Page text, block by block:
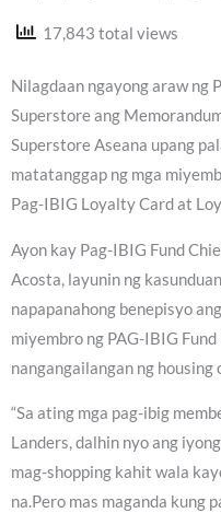
17,843 total views
Nilagdaan ngayong araw ng
Superstore ang
Superstore Aseana upang
matatanggap ng mga
Pag-IBIG Loyalty Card at
Ayon kay Pag-IBIG Fund
Acosta, layunin ng
napapanahong benepisyo
miyembro ng PAG-IBIG
nangangailangan ng
“Sa ating mga pag-ibig
Landers, dalhin nyo ang
mag-shopping kahit wala
na.Pero mas maganda kung